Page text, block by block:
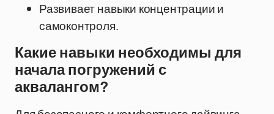
Развивает навыки концентрации и
самоконтроля.
Какие навыки необходимы для
начала погружений с
аквалангом?